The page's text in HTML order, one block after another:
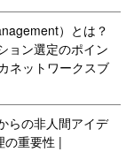
）とは？
ョン選定のポイン
ネットワークスブ
らの非人間アイデ
の重要性 |